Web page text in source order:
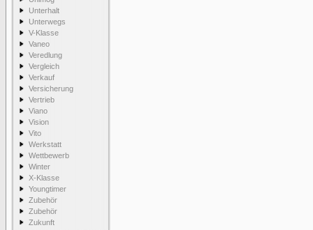
Unterhalt
Unterwegs
V-Klasse
Vaneo
Veredlung
Vergleich
Verkauf
Versicherung
Vertrieb
Viano
Vision
Vito
Werkstatt
Wettbewerb
Winter
X-Klasse
Youngtimer
Zubehör
Zubehör
Zukunft